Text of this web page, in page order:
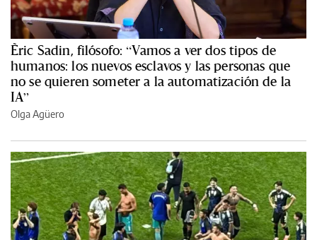
Èric Sadin, filósofo: “Vamos a ver dos tipos de
humanos: los nuevos esclavos y las personas que
no se quieren someter a la automatización de la
IA”
Olga Agüero